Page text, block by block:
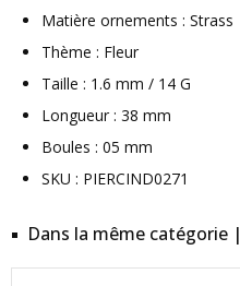
Matière ornements : Strass
Thème : Fleur
Taille : 1.6 mm / 14 G
Longueur : 38 mm
Boules : 05 mm
SKU : PIERCIND0271
Dans la même catégorie |